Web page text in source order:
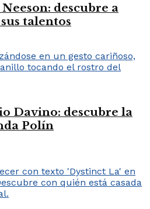
descubre a
talentos
Davino: descubre la
Polín